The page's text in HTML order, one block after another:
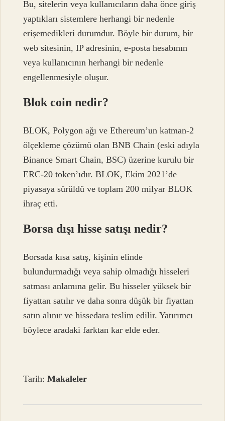
Bu, sitelerin veya kullanıcıların daha önce giriş
yaptıkları sistemlere herhangi bir nedenle
erişemedikleri durumdur. Böyle bir durum, bir
web sitesinin, IP adresinin, e-posta hesabının
veya kullanıcının herhangi bir nedenle
engellenmesiyle oluşur.
Blok coin nedir?
BLOK, Polygon ağı ve Ethereum’un katman-2
ölçekleme çözümü olan BNB Chain (eski adıyla
Binance Smart Chain, BSC) üzerine kurulu bir
ERC-20 token’ıdır. BLOK, Ekim 2021’de
piyasaya sürüldü ve toplam 200 milyar BLOK
ihraç etti.
Borsa dışı hisse satışı nedir?
Borsada kısa satış, kişinin elinde
bulundurmadığı veya sahip olmadığı hisseleri
satması anlamına gelir. Bu hisseler yüksek bir
fiyattan satılır ve daha sonra düşük bir fiyattan
satın alınır ve hissedara teslim edilir. Yatırımcı
böylece aradaki farktan kar elde eder.
Tarih:Makaleler